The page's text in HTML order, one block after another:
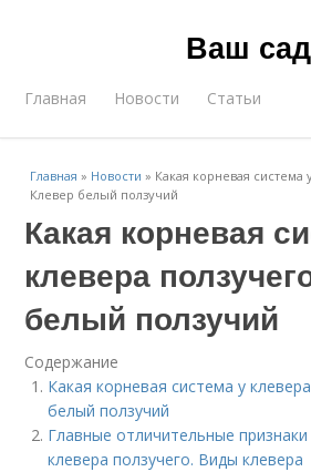
Ваш сад
Главная Новости Статьи
Главная » Новости » Какая корневая система
Клевер белый ползучий
Какая корневая
клевера
белый ползучий
Содержание
Какая корневая система у
белый ползучий
Главные отличительные
клевера ползучего. Виды клевера